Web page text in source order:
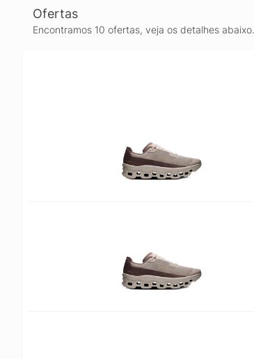
Ofertas
Encontramos 10 ofertas, veja os detalhes abaixo.